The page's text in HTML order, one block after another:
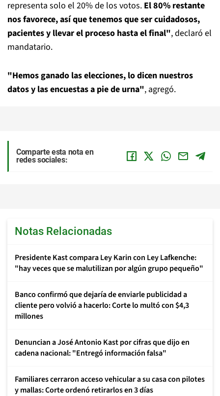
representa solo el 20% de los votos. El 80% restante
nos favorece, así que tenemos que ser cuidadosos,
pacientes y llevar el proceso hasta el final", declaró el
mandatario.
"Hemos ganado las elecciones, lo dicen nuestros
datos y las encuestas a pie de urna", agregó.
Comparte esta nota en
redes sociales:
Notas Relacionadas
Presidente Kast compara Ley Karin con Ley Lafkenche:
"hay veces que se malutilizan por algún grupo pequeño"
Banco confirmó que dejaría de enviarle publicidad a
cliente pero volvió a hacerlo: Corte lo multó con $4,3
millones
Denuncian a José Antonio Kast por cifras que dijo en
cadena nacional: "Entregó información falsa"
Familiares cerraron acceso vehicular a su casa con pilotes
y mallas: Corte ordenó retirarlos en 3 días